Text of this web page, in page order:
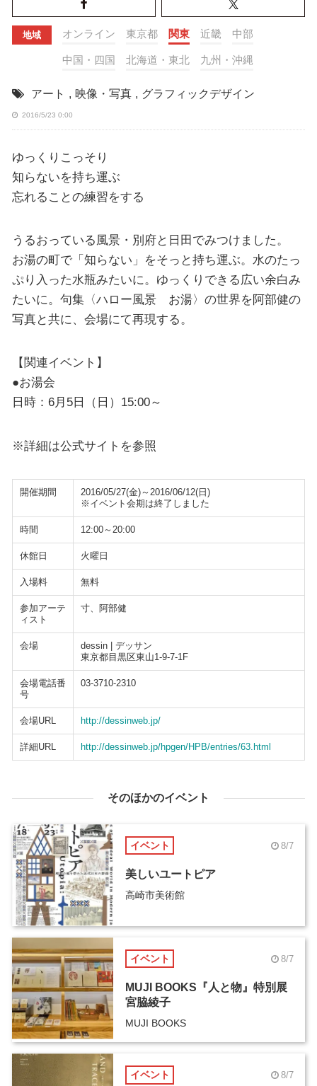
地域 オンライン 東京都 関東 近畿 中部
中国・四国 北海道・東北 九州・沖縄
アート , 映像・写真 , グラフィックデザイン
2016/5/23 0:00
ゆっくりこっそり
知らないを持ち運ぶ
忘れることの練習をする
うるおっている風景・別府と日田でみつけました。
お湯の町で「知らない」をそっと持ち運ぶ。水のたっ
ぷり入った水瓶みたいに。ゆっくりできる広い余白み
たいに。句集〈ハロー風景 お湯〉の世界を阿部健の
写真と共に、会場にて再現する。
【関連イベント】
●お湯会
日時：6月5日（日）15:00～
※詳細は公式サイトを参照
開催期間
2016/05/27(金)～2016/06/12(日)
※イベント会期は終了しました
時間 12:00～20:00
休館日 火曜日
入場料 無料
参加アーテ
ィスト
寸、阿部健
会場
dessin | デッサン
東京都目黒区東山1-9-7-1F
会場電話番
号
03-3710-2310
会場URL http://dessinweb.jp/
詳細URL http://dessinweb.jp/hpgen/HPB/entries/63.html
そのほかのイベント
イベント 8/7
美しいユートピア
高崎市美術館
イベント 8/7
MUJI BOOKS『人と物』特別展
宮脇綾子
MUJI BOOKS
イベント 8/7